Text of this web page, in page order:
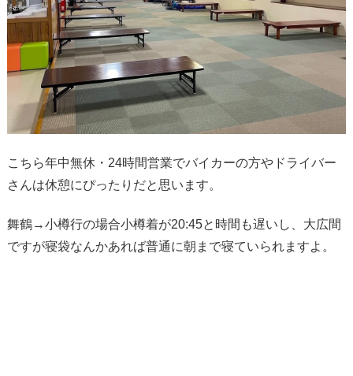
こちら年中無休・24時間営業でバイカーの方やドライバー
さんは休憩にぴったりだと思います。
舞鶴→小樽行の場合小樽着が20:45と時間も遅いし、大広間
ですが寝袋なんかあれば普通に朝まで寝ていられますよ。